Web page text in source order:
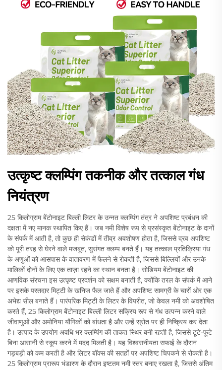
उत्कृष्ट क्लम्पिंग तकनीक और तत्काल गंध
नियंत्रण
25 किलोग्राम बेंटोनाइट बिल्ली लिटर के उन्नत क्लम्पिंग तंत्र ने अपशिष्ट प्रबंधन की
दक्षता में नए मानक स्थापित किए हैं। जब नमी विशेष रूप से प्रसंस्कृत बेंटोनाइट के दानों
के संपर्क में आती है, तो कुछ ही सेकंडों में तीव्र अवशोषण होता है, जिससे द्रव अपशिष्ट
को पूरी तरह से घेरने वाले मजबूत, सुसंगत क्लम्प बनते हैं। यह तत्काल प्रतिक्रिया गंध
के अणुओं को आसपास के वातावरण में फैलने से रोकती है, जिससे बिल्लियों और उनके
मालिकों दोनों के लिए एक ताज़ा रहने का स्थान बनता है। सोडियम बेंटोनाइट की
आणविक संरचना इस उत्कृष्ट प्रदर्शन को सक्षम बनाती है, क्योंकि तरल के संपर्क में आने
पर इसके परतदार मिट्टी के खनिज फैल जाते हैं और अपशिष्ट सामग्री के चारों ओर एक
अभेद्य सील बनाते हैं। पारंपरिक मिट्टी के लिटर के विपरीत, जो केवल नमी को अवशोषित
करते हैं, 25 किलोग्राम बेंटोनाइट बिल्ली लिटर सक्रिय रूप से गंध उत्पन्न करने वाले
जीवाणुओं और अमोनिया यौगिकों को बांधता है और उन्हें स्रोत पर ही निष्क्रिय कर देता
है। उत्पाद के उपयोग अवधि भर क्लम्पिंग की ताकत स्थिर बनी रहती है, जिससे टूटे-फूटे
बिना आसानी से स्कूप करने में मदद मिलती है। यह विश्वसनीयता सफाई के दौरान
गड़बड़ी को कम करती है और लिटर बॉक्स की सतहों पर अपशिष्ट चिपकने से रोकती है।
25 किलोग्राम प्रारूप भंडारण के दौरान इष्टतम नमी स्तर बनाए रखता है, जिससे अंतिम